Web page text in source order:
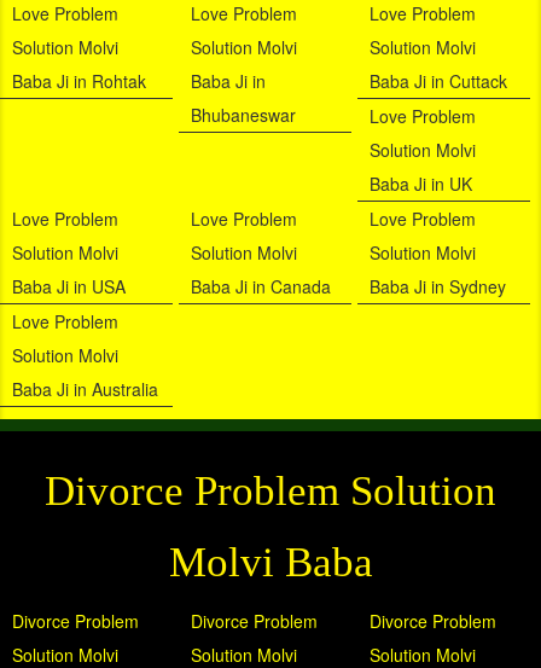
Love Problem
Solution Molvi
Baba Ji in Rohtak
Love Problem
Solution Molvi
Baba Ji in
Bhubaneswar
Love Problem
Solution Molvi
Baba Ji in Cuttack
Love Problem
Solution Molvi
Baba Ji in UK
Love Problem
Solution Molvi
Baba Ji in USA
Love Problem
Solution Molvi
Baba Ji in Canada
Love Problem
Solution Molvi
Baba Ji in Sydney
Love Problem
Solution Molvi
Baba Ji in Australia
Divorce Problem Solution
Molvi Baba
Divorce Problem
Solution Molvi
Divorce Problem
Solution Molvi
Divorce Problem
Solution Molvi